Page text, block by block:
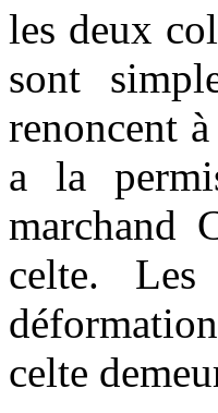
les deux
sont
renoncent
a la
marchand
celte.
celte